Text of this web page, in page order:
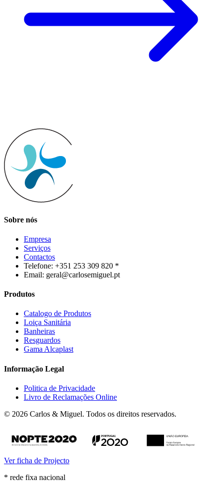
Sobre nós
Empresa
Serviços
Contactos
Telefone: +351 253 309 820 *
Email: geral@carlosemiguel.pt
Produtos
Catalogo de Produtos
Loiça Sanitária
Banheiras
Resguardos
Gama Alcaplast
Informação Legal
Politica de Privacidade
Livro de Reclamações Online
© 2026 Carlos & Miguel. Todos os direitos reservados.
Ver ficha de Projecto
* rede fixa nacional